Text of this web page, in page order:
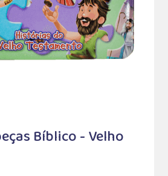
Bíblico - Velho